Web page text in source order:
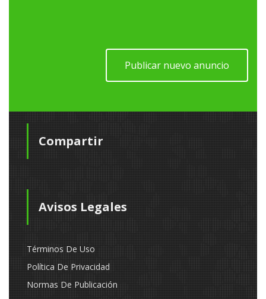
Publicar nuevo anuncio
Compartir
Avisos Legales
Términos De Uso
Política De Privacidad
Normas De Publicación